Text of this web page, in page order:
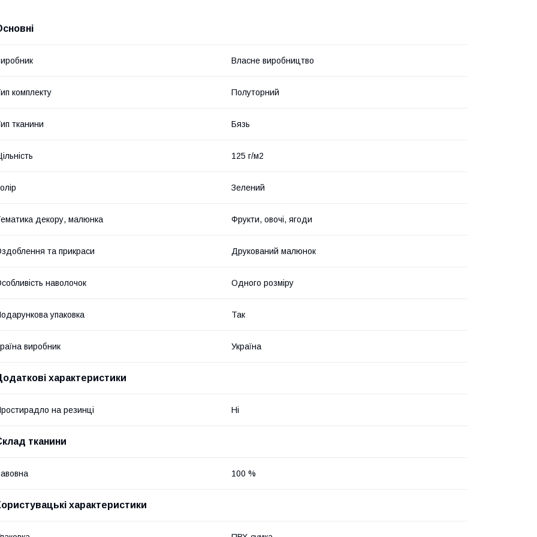
Власне виробництво
комплекту Полуторний
тканини Бязь
125 г/м2
Зелений
декору, малюнка Фрукти, овочі, ягоди
та прикраси Друкований малюнок
наволочок Одного розміру
упаковка Так
виробник Україна
характеристики
на резинці Ні
тканини
100 %
характеристики